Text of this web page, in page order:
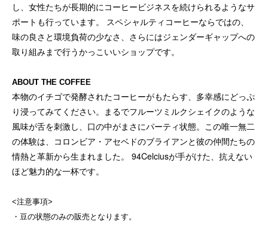
し、女性たちが長期的にコーヒービジネスを続けられるようなサ
ポートも行っています。 スペシャルティコーヒーならではの、
味の良さと環境負荷の少なさ、さらにはジェンダーギャップへの
取り組みまで行うかっこいいショップです。
ABOUT THE COFFEE
本物のイチゴで発酵されたコーヒーがもたらす、多幸感にどっぷ
り浸ってみてください。まるでフルーツミルクシェイクのような
風味が舌を刺激し、口の中がまさにパーティ状態。この唯一無二
の体験は、コロンビア・アセベドのブライアンと彼の仲間たちの
情熱と革新から生まれました。 94Celciusが手がけた、抗えない
ほど魅力的な一杯です。
<注意事項>
・豆の状態のみの販売となります。